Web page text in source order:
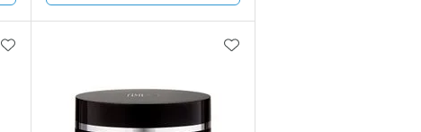
FECHAR
FECHAR FECHAR
Laboratório
FECHAR
Por Menos
ADICIONAR AOS FAVORITOS ADICIONAR AOS